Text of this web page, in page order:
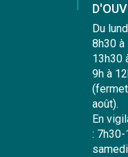
Du
8h30 à
13h30
9h à
août).
En
: